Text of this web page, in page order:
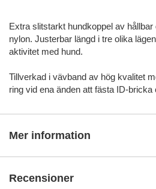
Extra slitstarkt hundkoppel av
nylon. Justerbar längd i tre olika
aktivitet med hund.
Tillverkad i vävband av hög kvalitet
ring vid ena änden att fästa ID-bricka
Mer information
Recensioner